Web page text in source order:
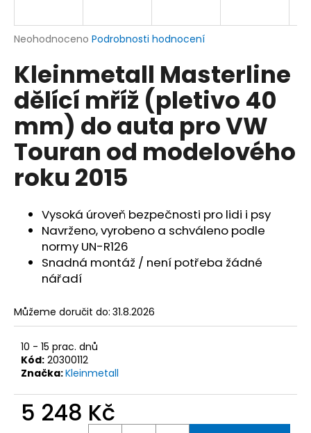
Průměrné
produktu
je
0,0
z
5
hvězdiček.
Neohodnoceno Podrobnosti hodnocení
Kleinmetall Masterline
dělící mříž (pletivo 40
mm) do auta pro VW
Touran od modelového
roku 2015
Vysoká úroveň bezpečnosti pro lidi i psy
Navrženo, vyrobeno a schváleno podle
normy UN-R126
Snadná montáž / není potřeba žádné
nářadí
Můžeme doručit do: 31.8.2026
10 - 15 prac. dnů
Kód: 20300112
Značka:Kleinmetall
5 248 Kč
j
t
?
HLEDAT
č
u
e
m
e